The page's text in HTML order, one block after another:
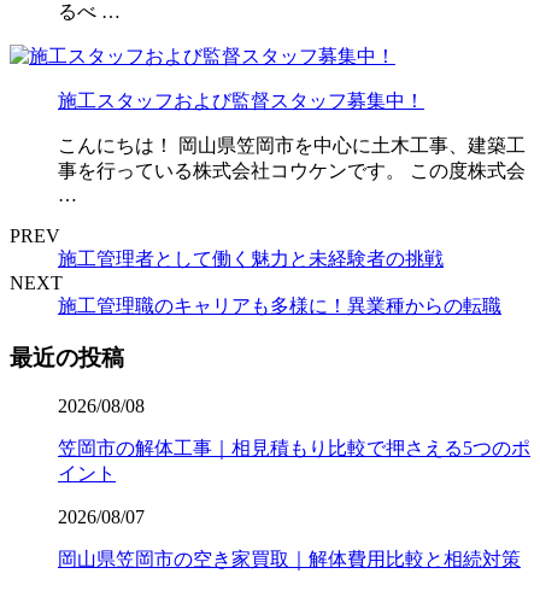
るべ …
施工スタッフおよび監督スタッフ募集中！
こんにちは！ 岡山県笠岡市を中心に土木工事、建築工
事を行っている株式会社コウケンです。 この度株式会
…
PREV
施工管理者として働く魅力と未経験者の挑戦
NEXT
施工管理職のキャリアも多様に！異業種からの転職
最近の投稿
2026/08/08
笠岡市の解体工事｜相見積もり比較で押さえる5つのポ
イント
2026/08/07
岡山県笠岡市の空き家買取｜解体費用比較と相続対策